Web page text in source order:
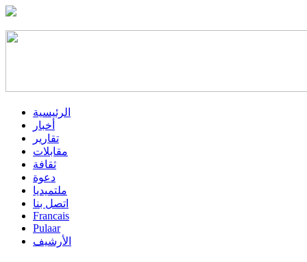
الرئيسية
أخبار
تقارير
مقابلات
ثقافة
دعوة
ملتميديا
اتصل بنا
Francais
Pulaar
الأرشيف